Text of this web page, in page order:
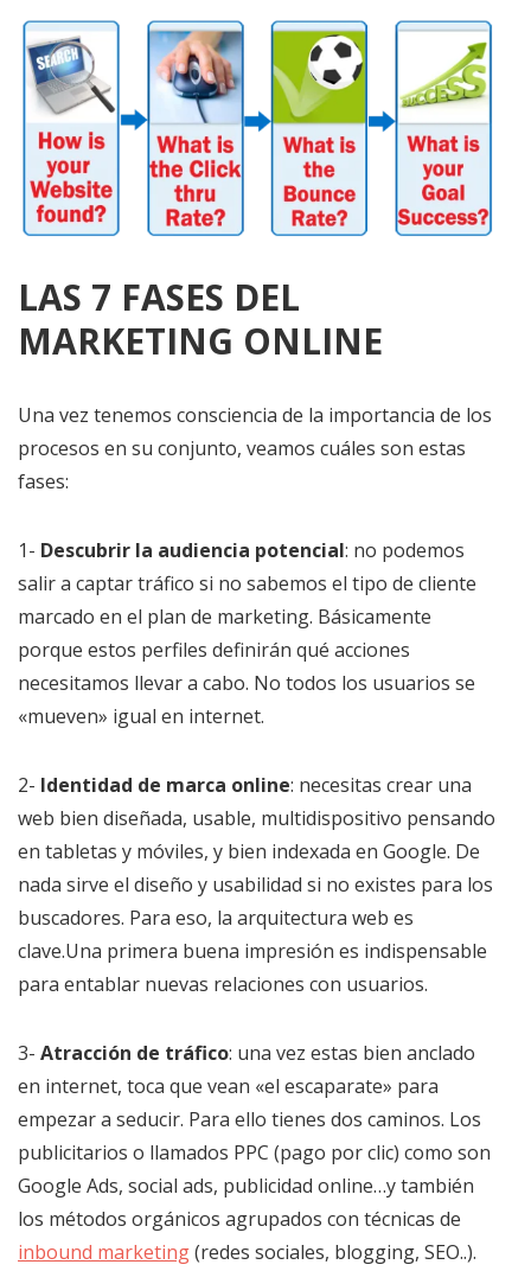
LAS 7 FASES DEL
MARKETING ONLINE
Una vez tenemos consciencia de la importancia de los
procesos en su conjunto, veamos cuáles son estas
fases:
1- Descubrir la audiencia potencial: no podemos
salir a captar tráfico si no sabemos el tipo de cliente
marcado en el plan de marketing. Básicamente
porque estos perfiles definirán qué acciones
necesitamos llevar a cabo. No todos los usuarios se
«mueven» igual en internet.
2- Identidad de marca online: necesitas crear una
web bien diseñada, usable, multidispositivo pensando
en tabletas y móviles, y bien indexada en Google. De
nada sirve el diseño y usabilidad si no existes para los
buscadores. Para eso, la arquitectura web es
clave.Una primera buena impresión es indispensable
para entablar nuevas relaciones con usuarios.
3- Atracción de tráfico: una vez estas bien anclado
en internet, toca que vean «el escaparate» para
empezar a seducir. Para ello tienes dos caminos. Los
publicitarios o llamados PPC (pago por clic) como son
Google Ads, social ads, publicidad online…y también
los métodos orgánicos agrupados con técnicas de
inbound marketing(redes sociales, blogging, SEO..).